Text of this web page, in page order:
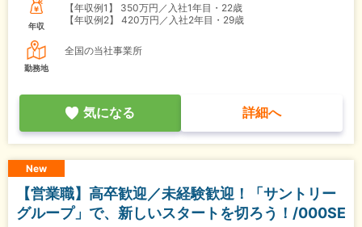
年収
【年収例1】
350万円／入社1年目・22歳
【年収例2】
420万円／入社2年目・29歳
勤務地
全国の当社事業所
気になる 詳細へ
New
【営業職】高卒歓迎／未経験歓迎！「サントリー
グループ」で、新しいスタートを切ろう！/000SE